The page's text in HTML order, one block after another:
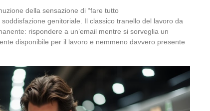
della sensazione di “fare tutto
genitoriale. Il classico tranello del lavoro da
rispondere a un’email mentre si sorveglia un
disponibile per il lavoro e nemmeno davvero presente